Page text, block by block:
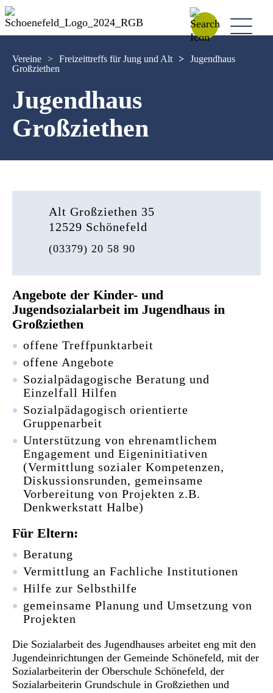
Vereine > Freizeittreffs für Jung und Alt > Jugendhaus
Großziethen
Jugendhaus
Großziethen
Alt Großziethen 35
12529 Schönefeld
(03379) 20 58 90
Angebote der Kinder- und
Jugendsozialarbeit im Jugendhaus in
Großziethen
offene Treffpunktarbeit
offene Angebote
Sozialpädagogische Beratung und
Einzelfall Hilfen
Sozialpädagogisch orientierte
Gruppenarbeit
Unterstützung von ehrenamtlichem
Engagement und Eigeninitiativen
(Vermittlung sozialer Kompetenzen,
Diskussionsrunden, gemeinsame
Vorbereitung von Projekten z.B.
Denkwerkstatt Halbe)
Für Eltern:
Beratung
Vermittlung an Fachliche Institutionen
Hilfe zur Selbsthilfe
gemeinsame Planung und Umsetzung von
Projekten
Die Sozialarbeit des Jugendhauses arbeitet eng mit den
Jugendeinrichtungen der Gemeinde Schönefeld, mit der
Sozialarbeiterin der Oberschule Schönefeld, der
Sozialarbeiterin Grundschule in Großziethen und